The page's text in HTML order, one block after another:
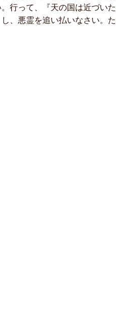
行って、『天の国は近づい
、悪霊を追い払いなさい。